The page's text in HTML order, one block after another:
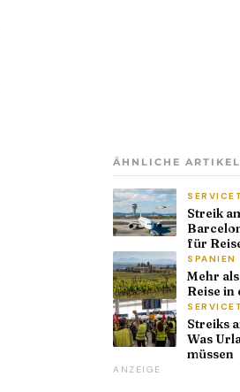
ÄHNLICHE ARTIKEL
Streik
für
SPANIEN
Mehr
Reise in
Streiks
Was
müssen
ANZEIGE